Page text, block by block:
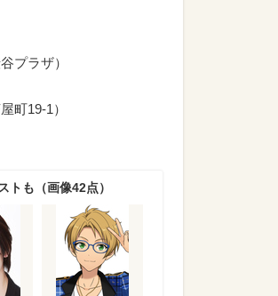
プラザ）
町19-1）
トも（画像42点）